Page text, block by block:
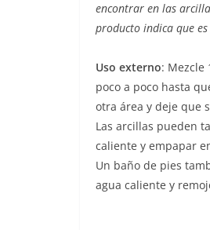
encontrar en las
producto indica que
Uso externo: Mezcle
poco a poco hasta
otra área y deje que
Las arcillas pueden
caliente y empapar
Un baño de pies
agua caliente y